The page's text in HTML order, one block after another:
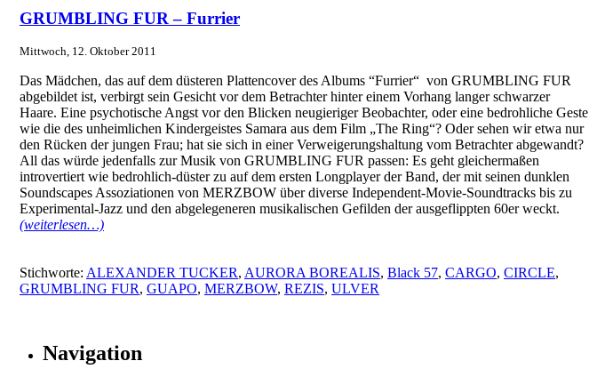
GRUMBLING FUR – Furrier
Mittwoch, 12. Oktober 2011
Das Mädchen, das auf dem düsteren Plattencover des Albums “Furrier“ von GRUMBLING FUR
abgebildet ist, verbirgt sein Gesicht vor dem Betrachter hinter einem Vorhang langer schwarzer
Haare. Eine psychotische Angst vor den Blicken neugieriger Beobachter, oder eine bedrohliche Geste
wie die des unheimlichen Kindergeistes Samara aus dem Film „The Ring“? Oder sehen wir etwa nur
den Rücken der jungen Frau; hat sie sich in einer Verweigerungshaltung vom Betrachter abgewandt?
All das würde jedenfalls zur Musik von GRUMBLING FUR passen: Es geht gleichermaßen
introvertiert wie bedrohlich-düster zu auf dem ersten Longplayer der Band, der mit seinen dunklen
Soundscapes Assoziationen von MERZBOW über diverse Independent-Movie-Soundtracks bis zu
Experimental-Jazz und den abgelegeneren musikalischen Gefilden der ausgeflippten 60er weckt.
(weiterlesen…)
Stichworte: ALEXANDER TUCKER, AURORA BOREALIS, Black 57, CARGO, CIRCLE,
GRUMBLING FUR, GUAPO, MERZBOW, REZIS, ULVER
Navigation